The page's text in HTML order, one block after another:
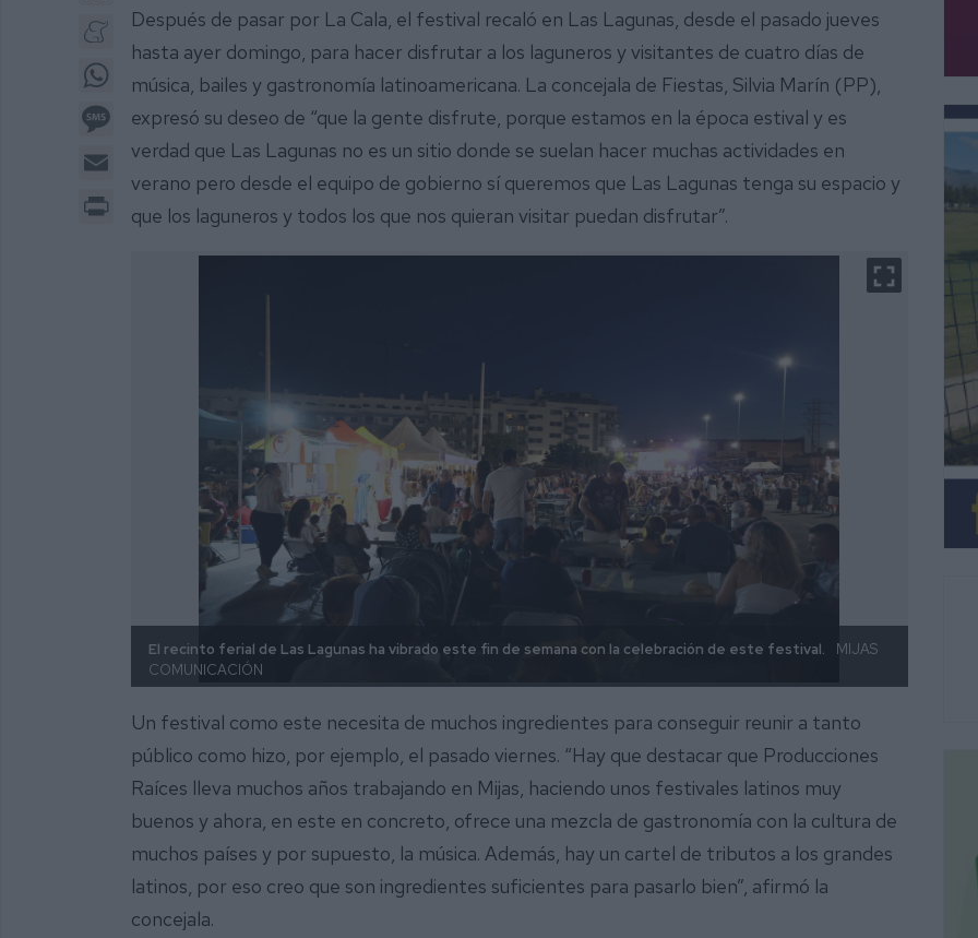
Meneame
WhatsApp
Message
Email
Print
Después de pasar por La Cala, el festival recaló en Las Lagunas, desde el pasado jueves
hasta ayer domingo, para hacer disfrutar a los laguneros y visitantes de cuatro días de
música, bailes y gastronomía latinoamericana. La concejala de Fiestas, Silvia Marín (PP),
expresó su deseo de “que la gente disfrute, porque estamos en la época estival y es
verdad que Las Lagunas no es un sitio donde se suelan hacer muchas actividades en
verano pero desde el equipo de gobierno sí queremos que Las Lagunas tenga su espacio y
que los laguneros y todos los que nos quieran visitar puedan disfrutar”.
El recinto ferial de Las Lagunas ha vibrado este fin de semana con la celebración de este festival.
MIJAS
COMUNICACIÓN
El
la
Un festival como este necesita de muchos ingredientes para conseguir reunir a tanto
público como hizo, por ejemplo, el pasado viernes. “Hay que destacar que Producciones
Raíces lleva muchos años trabajando en Mijas, haciendo unos festivales latinos muy
buenos y ahora, en este en concreto, ofrece una mezcla de gastronomía con la cultura de
muchos países y por supuesto, la música. Además, hay un cartel de tributos a los grandes
latinos, por eso creo que son ingredientes suficientes para pasarlo bien”, afirmó la
concejala.